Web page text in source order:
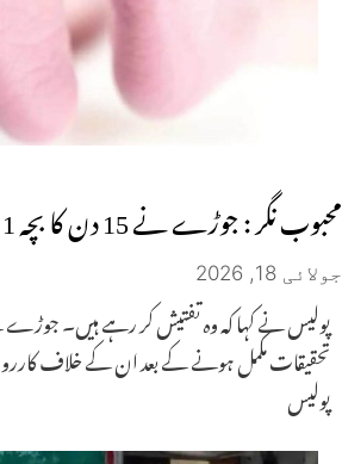
محبوب نگر : جوڑے نے 15 دن کا بچہ 1 لاکھ روپے میں بیچ دیا
جولائی 18, 2026
پولیس نے کہا کہ وہ تفتیش کر رہے ہیں۔ جوڑے
تحقیقات مکمل ہونے کے بعد ان کے خلاف
پولیس